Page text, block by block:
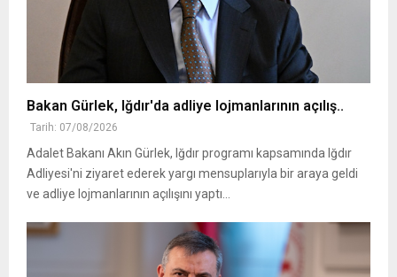
Bakan Gürlek, Iğdır'da adliye lojmanlarının açılış..
Tarih: 07/08/2026
Adalet Bakanı Akın Gürlek, Iğdır programı kapsamında Iğdır
Adliyesi'ni ziyaret ederek yargı mensuplarıyla bir araya geldi
ve adliye lojmanlarının açılışını yaptı...